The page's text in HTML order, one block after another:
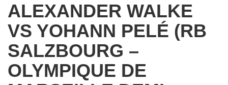
ALEXANDER WALKE
VS YOHANN PELÉ (RB
SALZBOURG –
OLYMPIQUE DE